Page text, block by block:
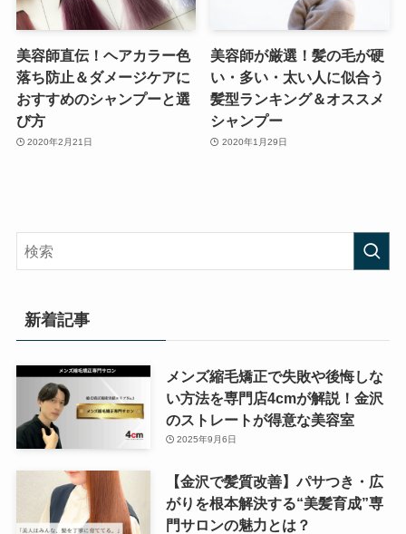
美容師直伝！ヘアカラー色
落ち防止＆ダメージケアに
おすすめのシャンプーと選
び方
2020年2月21日
美容師が厳選！髪の毛が硬
い・多い・太い人に似合う
髪型ランキング＆オススメ
シャンプー
2020年1月29日
新着記事
メンズ縮毛矯正で失敗や後悔しな
い方法を専門店4cmが解説！金沢
のストレートが得意な美容室
2025年9月6日
【金沢で髪質改善】パサつき・広
がりを根本解決する“美髪育成”専
門サロンの魅力とは？